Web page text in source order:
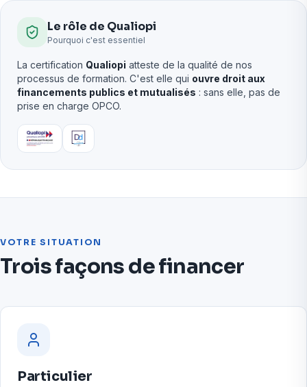
Le rôle de Qualiopi
Pourquoi c'est essentiel
La certification Qualiopi atteste de la qualité de nos
processus de formation. C'est elle qui ouvre droit aux
financements publics et mutualisés : sans elle, pas de
prise en charge OPCO.
VOTRE SITUATION
Trois façons de financer
Particulier